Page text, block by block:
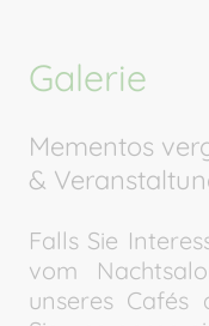
Galerie
Mementos
&
Falls Sie
vom
unseres Cafés